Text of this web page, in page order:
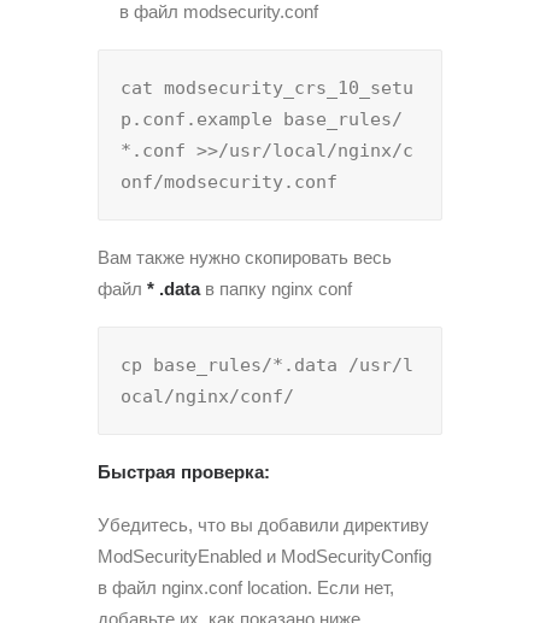
в файл modsecurity.conf
cat modsecurity_crs_10_setu
p.conf.example base_rules/
*.conf >>/usr/local/nginx/c
onf/modsecurity.conf
Вам также нужно скопировать весь
файл * .dataв папку nginx conf
cp base_rules/*.data /usr/l
ocal/nginx/conf/
Быстрая проверка:
Убедитесь, что вы добавили директиву
ModSecurityEnabled и ModSecurityConfig
в файл nginx.conf location. Если нет,
добавьте их, как показано ниже.